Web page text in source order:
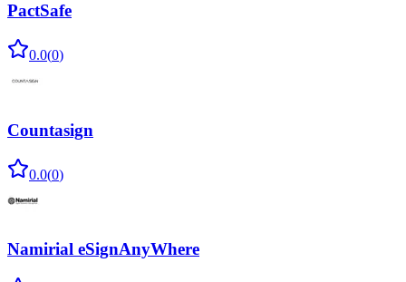
PactSafe
0.0(0)
Countasign
0.0(0)
Namirial eSignAnyWhere